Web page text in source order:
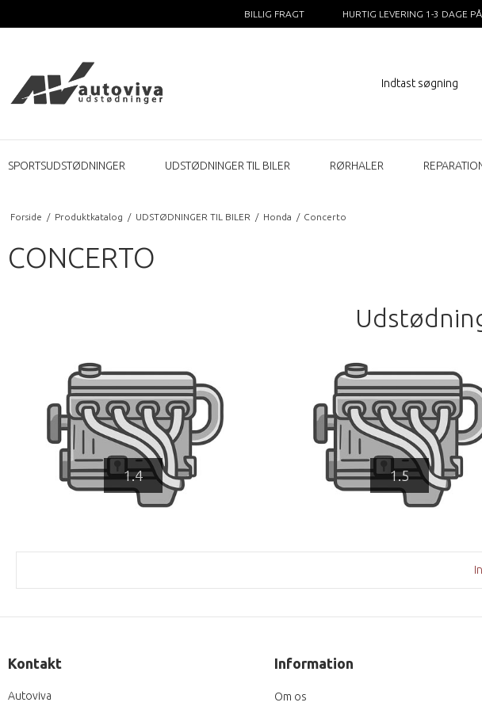
BILLIG FRAGT HURTIG LEVERING 1-3 DAGE
SPORTSUDSTØDNINGER UDSTØDNINGER TIL BILER RØRHALER
Forside / Produktkatalog / UDSTØDNINGER TIL BILER / Honda / Concerto
CONCERTO
1.4 1.5
Kontakt
Autoviva
Information
Om os